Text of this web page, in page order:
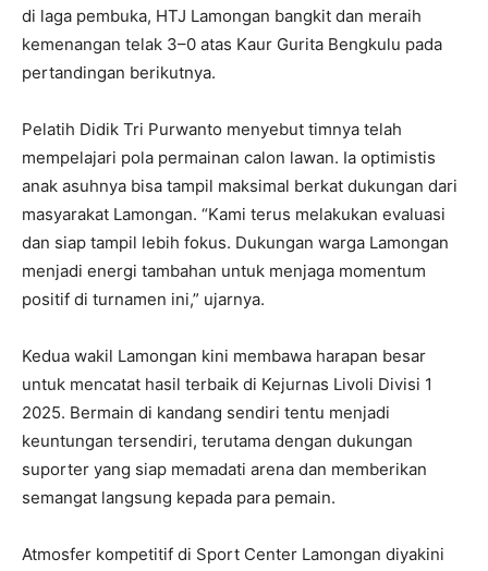
di laga pembuka, HTJ Lamongan bangkit dan meraih
kemenangan telak 3–0 atas Kaur Gurita Bengkulu pada
pertandingan berikutnya.
Pelatih Didik Tri Purwanto menyebut timnya telah
mempelajari pola permainan calon lawan. Ia optimistis
anak asuhnya bisa tampil maksimal berkat dukungan dari
masyarakat Lamongan. “Kami terus melakukan evaluasi
dan siap tampil lebih fokus. Dukungan warga Lamongan
menjadi energi tambahan untuk menjaga momentum
positif di turnamen ini,” ujarnya.
Kedua wakil Lamongan kini membawa harapan besar
untuk mencatat hasil terbaik di Kejurnas Livoli Divisi 1
2025. Bermain di kandang sendiri tentu menjadi
keuntungan tersendiri, terutama dengan dukungan
suporter yang siap memadati arena dan memberikan
semangat langsung kepada para pemain.
Atmosfer kompetitif di Sport Center Lamongan diyakini